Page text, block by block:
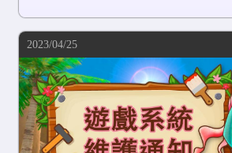
2023/04/25